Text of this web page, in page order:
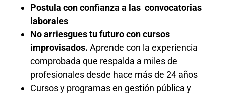
Postula con confianza a las convocatorias
laborales
No arriesgues tu futuro con cursos
improvisados. Aprende con la experiencia
comprobada que respalda a miles de
profesionales desde hace más de 24 años
Cursos y programas en gestión pública y